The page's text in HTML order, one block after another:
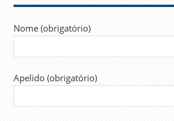
Nome (obrigatório)
Apelido (obrigatório)